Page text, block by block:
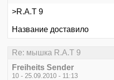
>R.A.T 9
Название доставило
Re: мышка R.A.T 9
Freiheits Sender
10 - 25.09.2010 - 11:13